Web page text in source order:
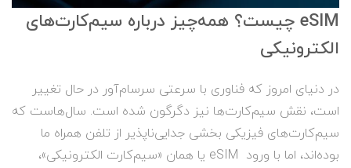
eSIM چیست؟ همه‌چیز درباره سیم‌کارت‌های
الکترونیکی
در دنیای امروز که فناوری با سرعتی سرسام‌آور در حال تغییر
است، نقش سیم‌کارت‌ها نیز دگرگون شده است. سال‌هاست که
سیم‌کارت‌های فیزیکی بخشی جدایی‌ناپذیر از تلفن همراه ما
بوده‌اند، اما با ورود eSIM یا همان «سیم‌کارت الکترونیکی»،